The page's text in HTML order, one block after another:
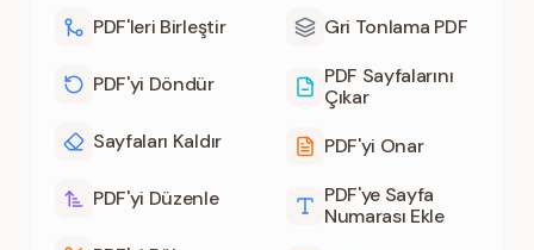
PDF'leri Birleştir
PDF'yi Döndür
Sayfaları Kaldır
PDF'yi Düzenle
Gri Tonlama PDF
PDF Sayfalarını
Çıkar
PDF'yi Onar
PDF'ye Sayfa
Numarası Ekle